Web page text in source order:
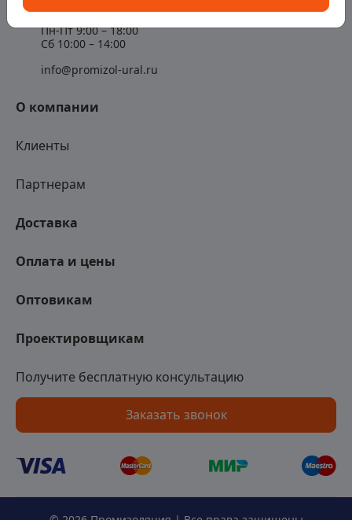
Получите бесплатную консультацию
Заказать звонок
О компании
Клиенты
Партнерам
Доставка
Оплата и цены
Оптовикам
Проектировщикам
Пн-Пт 9:00 – 18:00
Сб 10:00 – 14:00
info@promizol-ural.ru